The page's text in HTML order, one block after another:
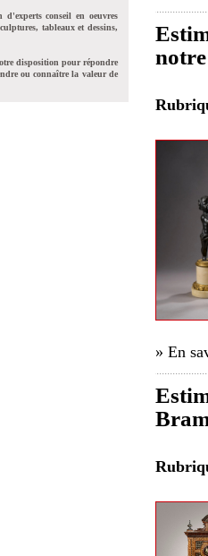
d'experts conseil en oeuvres
tableaux et dessins,
disposition pour répondre
ou connaître la valeur de
» En